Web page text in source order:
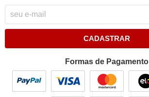
CADASTRAR
Formas de Pagamento